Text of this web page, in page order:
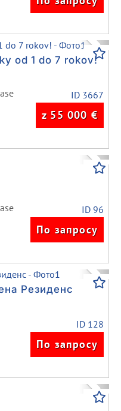
Next
od 1 do 7 rokov!
ID 3667
z 55 000 €
Next
ID 96
По запросу
Next
Резиденс
ID 128
По запросу
Next